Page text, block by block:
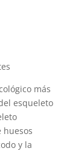
más
esqueleto
huesos
y la